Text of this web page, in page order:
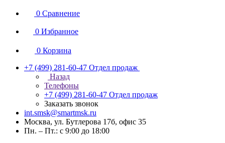
0 Сравнение
0 Избранное
0 Корзина
+7 (499) 281-60-47 Отдел продаж
Назад
Телефоны
+7 (499) 281-60-47 Отдел продаж
Заказать звонок
int.smsk@smartmsk.ru
Москва, ул. Бутлерова 17б, офис 35
Пн. – Пт.: с 9:00 до 18:00